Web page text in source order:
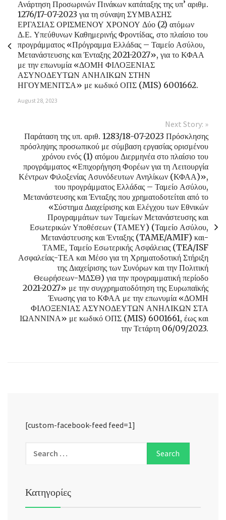
Ανάρτηση Προσωρινών Πινάκων κατάταξης της υπ’ αριθμ.
1276/17-07-2023 για τη σύναψη ΣΥΜΒΑΣΗΣ
ΕΡΓΑΣΙΑΣ ΟΡΙΣΜΕΝΟΥ ΧΡΟΝΟΥ Δύο (2) ατόμων
Δ.Ε. Υπεύθυνων Καθημερινής Φροντίδας, στο πλαίσιο του
προγράμματος «Πρόγραμμα Ελλάδας – Ταμείο Ασύλου,
Μετανάστευσης και Ένταξης 2021-2027», για το ΚΦΑΑ
με την επωνυμία «ΔΟΜΗ ΦΙΛΟΞΕΝΙΑΣ
ΑΣΥΝΟΔΕΥΤΩΝ ΑΝΗΛΙΚΩΝ ΣΤΗΝ
ΗΓΟΥΜΕΝΙΤΣΑ» με κωδικό ΟΠΣ (MIS) 6001662.
August 28, 2023
Next Story: »
Παράταση της υπ. αριθ. 1283/18-07-2023 Πρόσκλησης
πρόσληψης προσωπικού με σύμβαση εργασίας ορισμένου
χρόνου ενός (1) ατόμου Διερμηνέα στο πλαίσιο του
προγράμματος «Επιχορήγηση Φορέων για τη Λειτουργία
Κέντρων Φιλοξενίας Ασυνόδευτων Ανηλίκων (ΚΦΑΑ)»,
του προγράμματος Ελλάδας – Ταμείο Ασύλου,
Μετανάστευσης και Ένταξης που χρηματοδοτείται από το
«Σύστημα Διαχείρισης και Ελέγχου των Εθνικών
Προγραμμάτων των Ταμείων Μετανάστευσης και
Εσωτερικών Υποθέσεων (ΤΑΜΕΥ) (Ταμείο Ασύλου,
Μετανάστευσης και Ένταξης (TAME/AMIF) και-
ΤΑΜΕ, Ταμείο Εσωτερικής Ασφάλειας (TEA/ISF
Ασφαλείας-ΤΕΑ και Μέσο για τη Χρηματοδοτική Στήριξη
της Διαχείρισης των Συνόρων και την Πολιτική
Θεωρήσεων-ΜΔΣΘ) για την προγραμματική περίοδο
2021-2027» με την συγχρηματοδότηση της Ευρωπαϊκής
Ένωσης για το ΚΦΑΑ με την επωνυμία «ΔΟΜΗ
ΦΙΛΟΞΕΝΙΑΣ ΑΣΥΝΟΔΕΥΤΩΝ ΑΝΗΛΙΚΩΝ ΣΤΑ
ΙΩΑΝΝΙΝΑ» με κωδικό ΟΠΣ (MIS) 6001661, έως και
την Τετάρτη 06/09/2023.
[custom-facebook-feed feed=1]
Κατηγορίες